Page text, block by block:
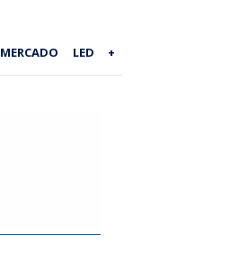
MERCADO LED +